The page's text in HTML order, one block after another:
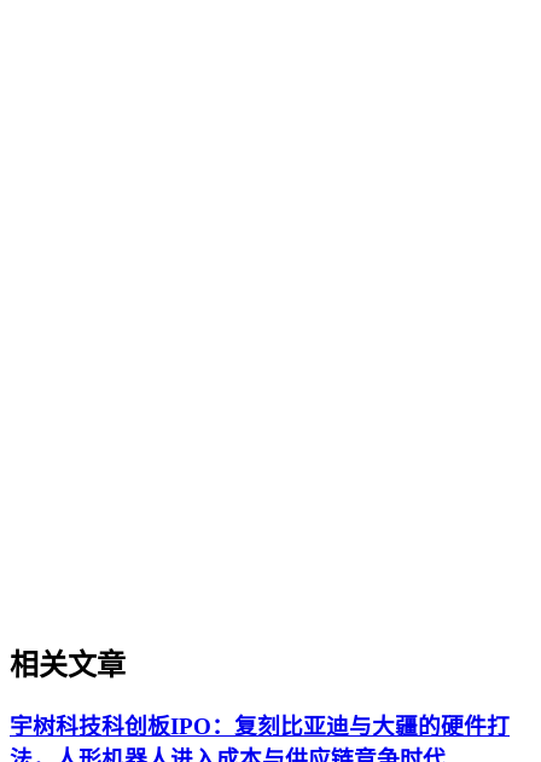
相关文章
宇树科技科创板IPO：复刻比亚迪与大疆的硬件打